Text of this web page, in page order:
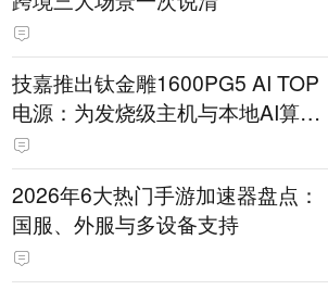
技嘉推出钛金雕1600PG5 AI TOP
电源：为发烧级主机与本地AI算力
打造旗舰供电方案
2026年6大热门手游加速器盘点：
国服、外服与多设备支持